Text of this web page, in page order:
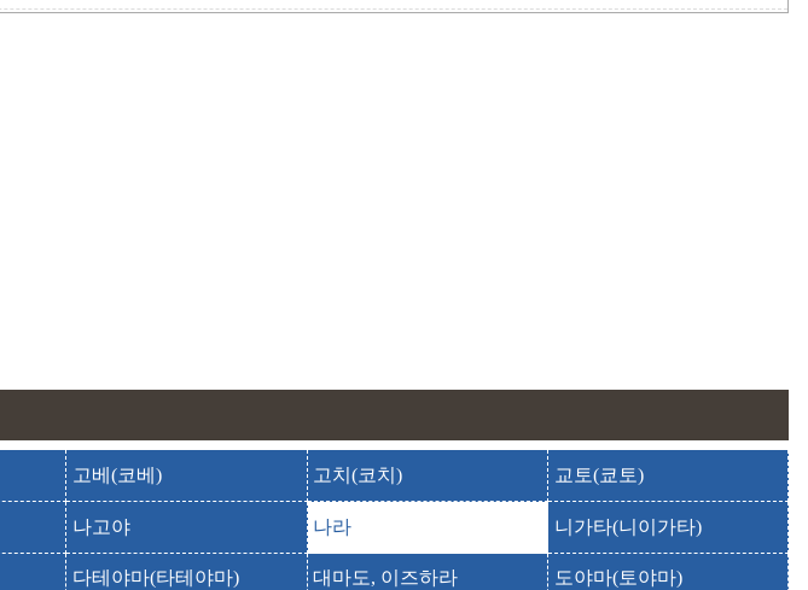
고베(코베) 고치(코치) 교토(쿄토)
나고야 나라 니가타(니이가타)
다테야마(타테야마) 대마도, 이즈하라 도야마(토야마)